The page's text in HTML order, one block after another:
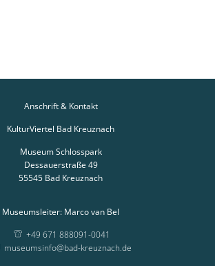
Anschrift & Kontakt
KulturViertel Bad Kreuznach
Museum Schlosspark
Dessauerstraße 49
55545 Bad Kreuznach
Museumsleiter: Marco van Bel
+49 671 888091-0041
museumsinfo@bad-kreuznach.de